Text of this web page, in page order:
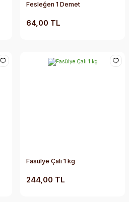
Fesleğen 1 Demet
64,00 TL
Fasülye Çalı 1 kg
244,00 TL